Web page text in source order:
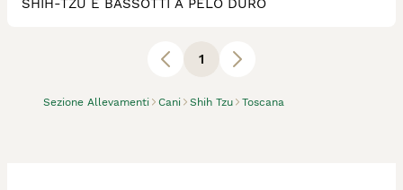
Sezione Allevamenti Cani Shih Tzu Toscana
SHIH-TZU E BASSOTTI A PELO DURO
1